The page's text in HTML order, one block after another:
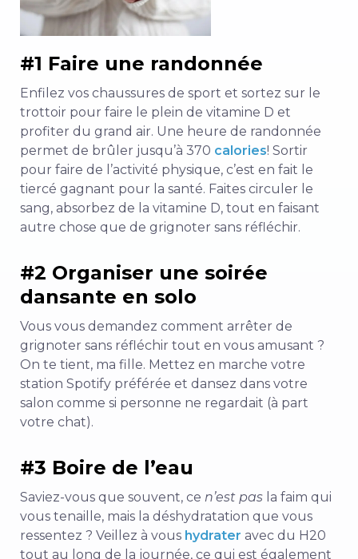
#1 Faire une randonnée
Enfilez vos chaussures de sport et sortez sur le
trottoir pour faire le plein de vitamine D et
profiter du grand air. Une heure de randonnée
permet de brûler jusqu’à 370 calories! Sortir
pour faire de l’activité physique, c’est en fait le
tiercé gagnant pour la santé. Faites circuler le
sang, absorbez de la vitamine D, tout en faisant
autre chose que de grignoter sans réfléchir.
#2 Organiser une soirée
dansante en solo
Vous vous demandez comment arrêter de
grignoter sans réfléchir tout en vous amusant ?
On te tient, ma fille. Mettez en marche votre
station Spotify préférée et dansez dans votre
salon comme si personne ne regardait (à part
votre chat).
#3 Boire de l’eau
Saviez-vous que souvent, ce n’est pas la faim qui
vous tenaille, mais la déshydratation que vous
ressentez ? Veillez à vous hydrater avec du H20
tout au long de la journée, ce qui est également